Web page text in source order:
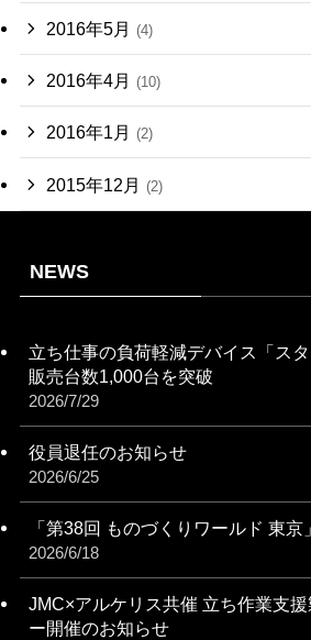
2016年5月 (4)
2016年4月 (10)
2016年1月 (2)
2015年12月 (2)
NEWS
立ち仕事の負荷軽減デバイス「ス
販売台数1,000台を突破
2026/7/29
役員退任のお知らせ
2026/6/25
「第38回 ものづくりワールド 東
2026/6/18
JMC×アルケリス共催 立ち作業支
ー開催のお知らせ